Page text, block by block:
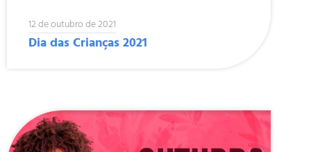
12 de outubro de 2021
Dia das Crianças 2021